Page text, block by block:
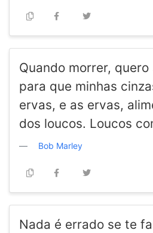
Quando morrer,
para que minhas
ervas, e as ervas,
dos loucos. Loucos
Bob Marley
Nada é errado se te